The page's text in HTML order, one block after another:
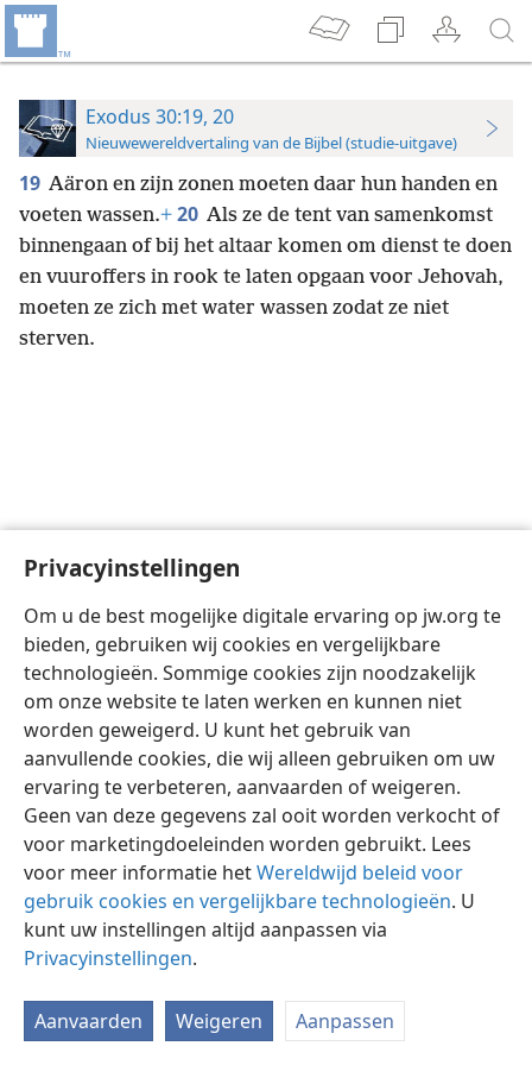
Privacyinstellingen
Om u de best mogelijke digitale ervaring op jw.org te
bieden, gebruiken wij cookies en vergelijkbare
technologieën. Sommige cookies zijn noodzakelijk
om onze website te laten werken en kunnen niet
worden geweigerd. U kunt het gebruik van
aanvullende cookies, die wij alleen gebruiken om uw
ervaring te verbeteren, aanvaarden of weigeren.
Geen van deze gegevens zal ooit worden verkocht of
voor marketingdoeleinden worden gebruikt. Lees
voor meer informatie hetWereldwijd beleid voor
gebruik cookies en vergelijkbare technologieën. U
kunt uw instellingen altijd aanpassen via
Privacyinstellingen.
Aanvaarden Weigeren Aanpassen
Exodus 30:19, 20
Nieuwewereldvertaling van de Bijbel (studie-uitgave)
19 Aäron en zijn zonen moeten daar hun handen en
voeten wassen.+ 20 Als ze de tent van samenkomst
binnengaan of bij het altaar komen om dienst te doen
en vuuroffers in rook te laten opgaan voor Jehovah,
moeten ze zich met water wassen zodat ze niet
sterven.
Nederlands Instellingen
Copyright © 2026 Watch Tower Bible and Tract Society of Pennsylvania
Gebruiksvoorwaarden Privacybeleid
JW.ORG
Inloggen